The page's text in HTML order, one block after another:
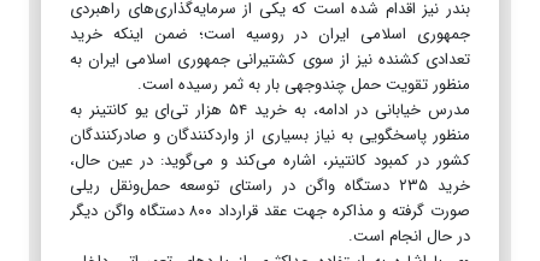
بندر نیز اقدام شده است که یکی از سرمایه‌گذاری‌های راهبردی
جمهوری اسلامی ایران در روسیه است؛ ضمن اینکه خرید
تعدادی کشنده نیز از سوی کشتیرانی جمهوری اسلامی ایران به
منظور تقویت حمل چندوجهی بار به ثمر رسیده است.
مدرس خیابانی در ادامه، به خرید ۵۴ هزار تی‌ای یو کانتینر به
منظور پاسخگویی به نیاز بسیاری از واردکنندگان و صادرکنندگان
کشور در کمبود کانتینر، اشاره می‌کند و می‌گوید: در عین حال،
خرید ۲۳۵ دستگاه واگن در راستای توسعه حمل‌و‌نقل ریلی
صورت گرفته و مذاکره جهت عقد قرارداد ۸۰۰ دستگاه واگن دیگر
در حال انجام است.